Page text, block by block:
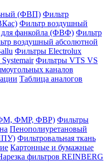
(ФВП) Фильтр
Фильтр воздушный
фанкойла (ФВФ) Фильтр
воздушный абсолютной
Фильтры Electrolux
Фильтры VTS VS
каналов
Таблица аналогов
ФМР, ФВР) Фильтры
Пенополиуретановый
Фильтровальная ткань
Картонные и бумажные
фильтров REINBERG